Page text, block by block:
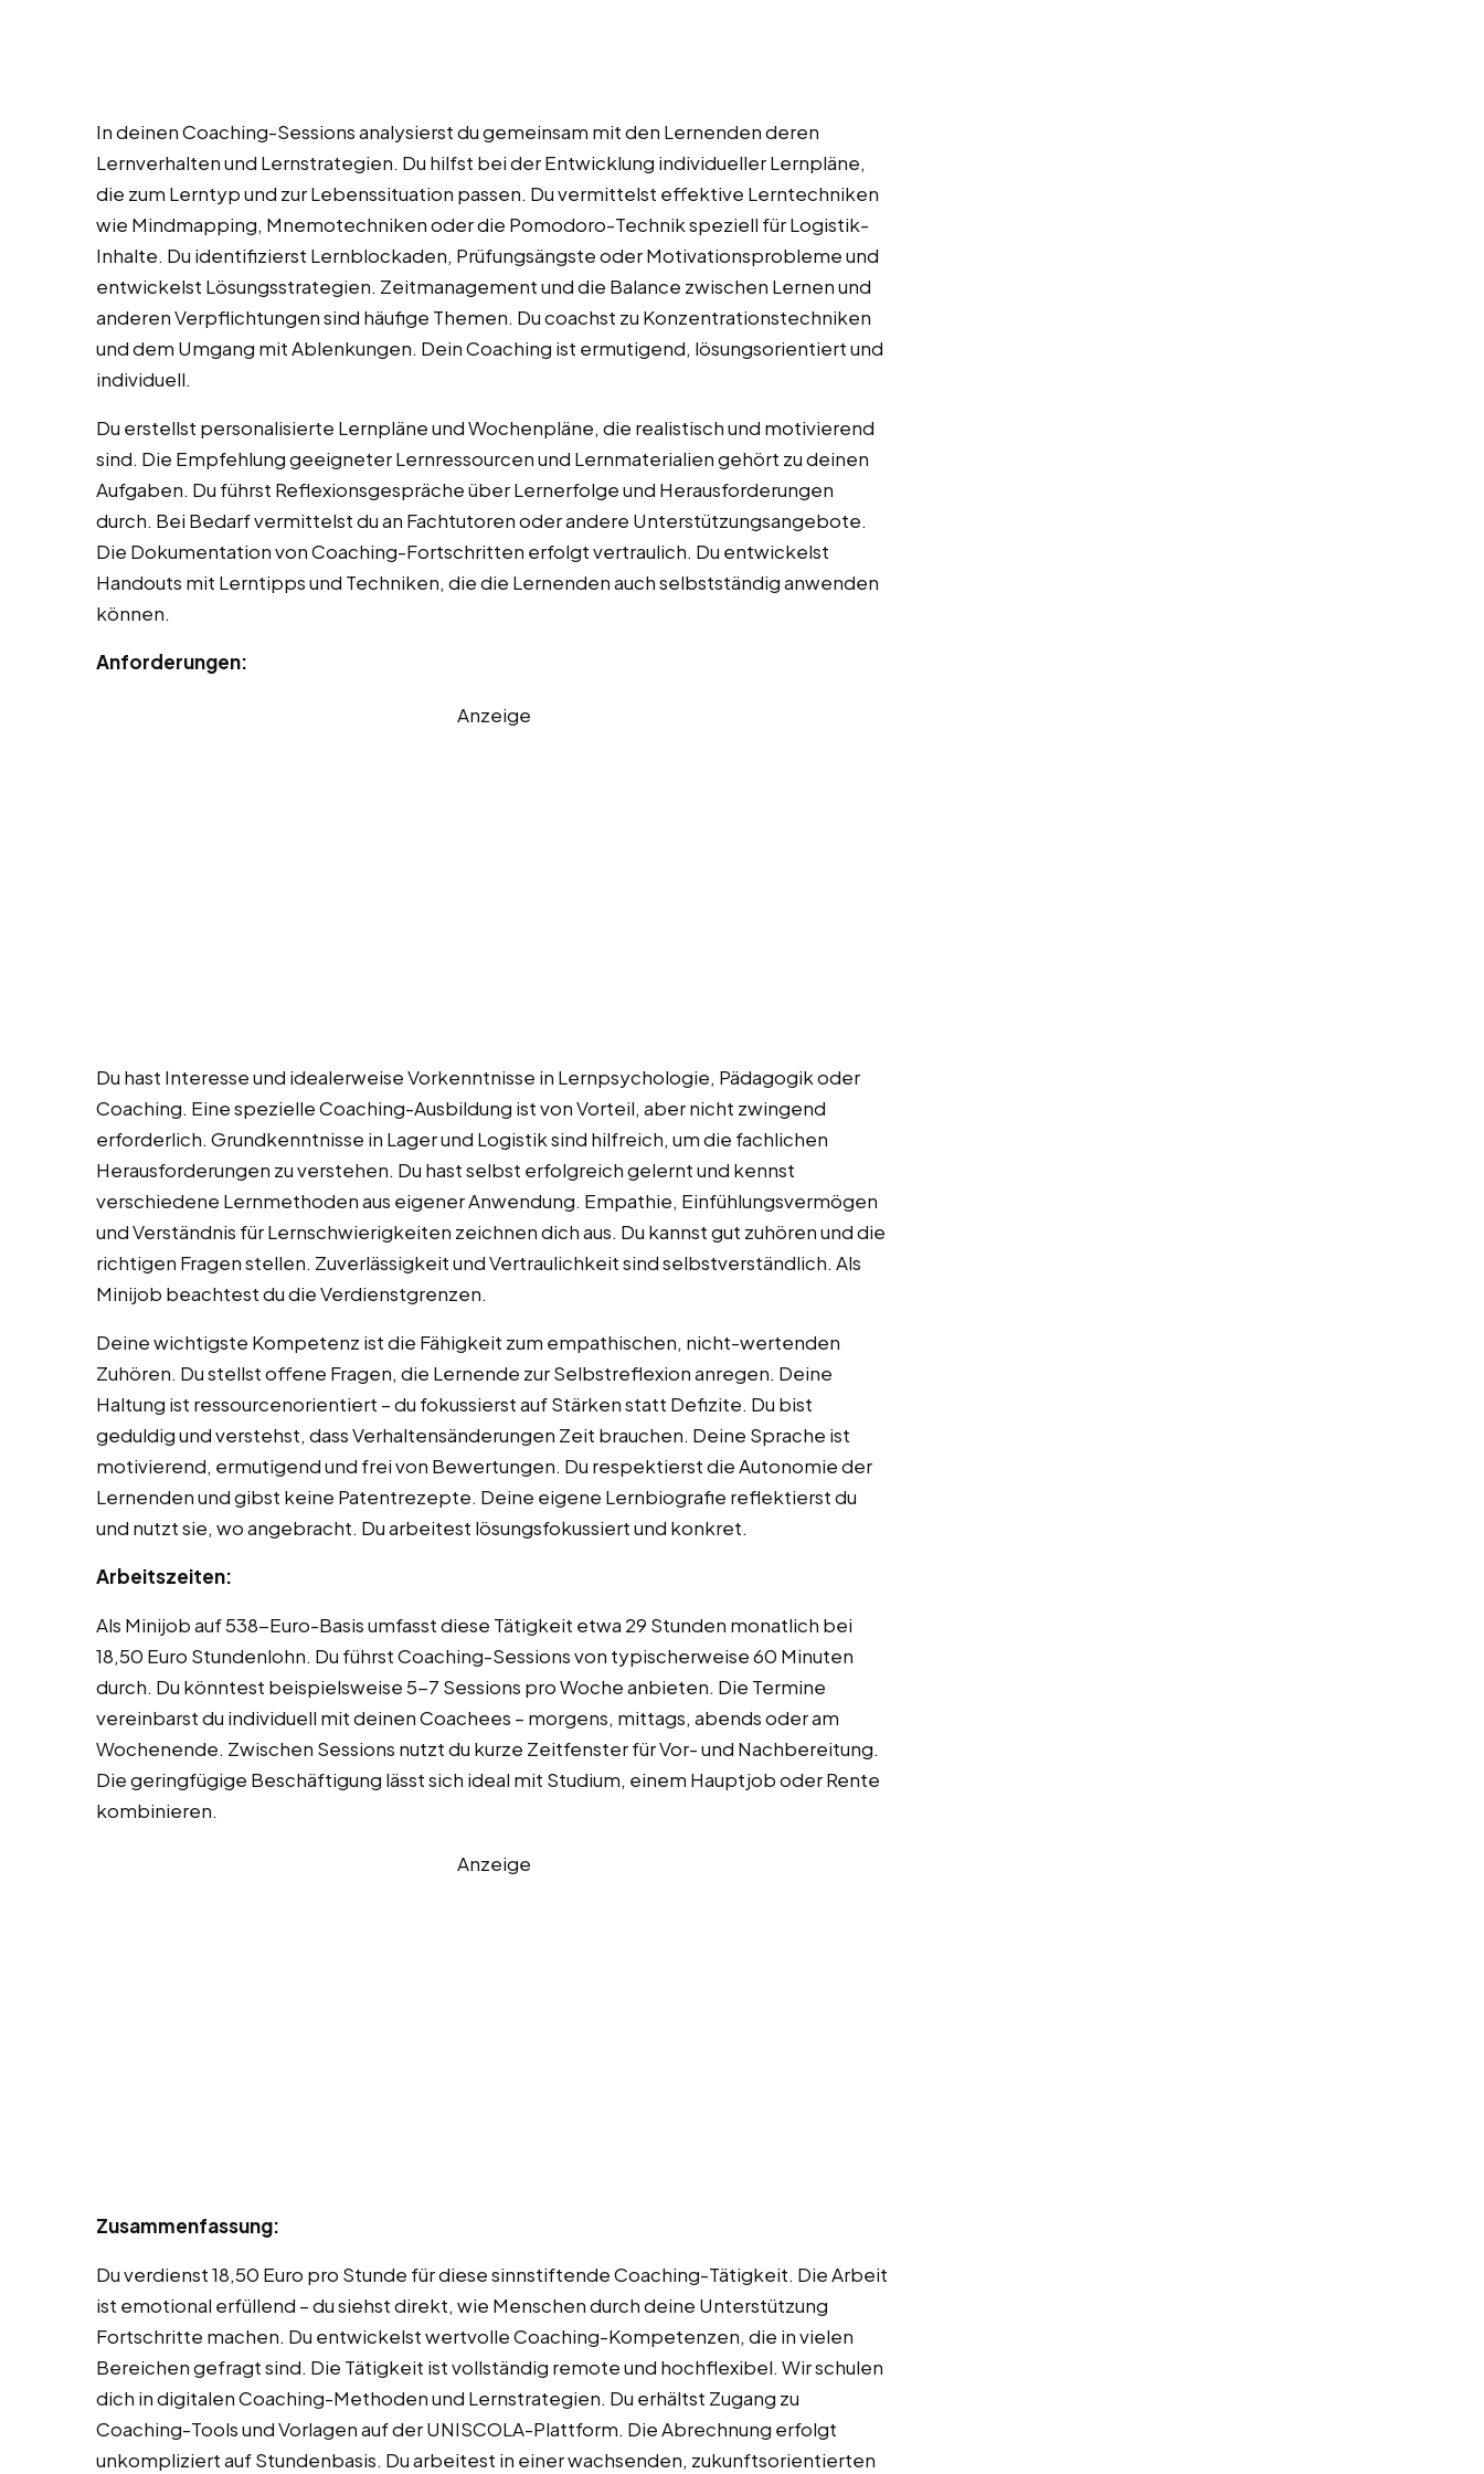
In deinen Coaching-Sessions analysierst du gemeinsam mit den Lernenden deren
Lernverhalten und Lernstrategien. Du hilfst bei der Entwicklung individueller Lernpläne,
die zum Lerntyp und zur Lebenssituation passen. Du vermittelst effektive Lerntechniken
wie Mindmapping, Mnemotechniken oder die Pomodoro-Technik speziell für Logistik-
Inhalte. Du identifizierst Lernblockaden, Prüfungsängste oder Motivationsprobleme und
entwickelst Lösungsstrategien. Zeitmanagement und die Balance zwischen Lernen und
anderen Verpflichtungen sind häufige Themen. Du coachst zu Konzentrationstechniken
und dem Umgang mit Ablenkungen. Dein Coaching ist ermutigend, lösungsorientiert und
individuell.
Du erstellst personalisierte Lernpläne und Wochenpläne, die realistisch und motivierend
sind. Die Empfehlung geeigneter Lernressourcen und Lernmaterialien gehört zu deinen
Aufgaben. Du führst Reflexionsgespräche über Lernerfolge und Herausforderungen
durch. Bei Bedarf vermittelst du an Fachtutoren oder andere Unterstützungsangebote.
Die Dokumentation von Coaching-Fortschritten erfolgt vertraulich. Du entwickelst
Handouts mit Lerntipps und Techniken, die die Lernenden auch selbstständig anwenden
können.
Anforderungen:
Anzeige
Du hast Interesse und idealerweise Vorkenntnisse in Lernpsychologie, Pädagogik oder
Coaching. Eine spezielle Coaching-Ausbildung ist von Vorteil, aber nicht zwingend
erforderlich. Grundkenntnisse in Lager und Logistik sind hilfreich, um die fachlichen
Herausforderungen zu verstehen. Du hast selbst erfolgreich gelernt und kennst
verschiedene Lernmethoden aus eigener Anwendung. Empathie, Einfühlungsvermögen
und Verständnis für Lernschwierigkeiten zeichnen dich aus. Du kannst gut zuhören und die
richtigen Fragen stellen. Zuverlässigkeit und Vertraulichkeit sind selbstverständlich. Als
Minijob beachtest du die Verdienstgrenzen.
Deine wichtigste Kompetenz ist die Fähigkeit zum empathischen, nicht-wertenden
Zuhören. Du stellst offene Fragen, die Lernende zur Selbstreflexion anregen. Deine
Haltung ist ressourcenorientiert – du fokussierst auf Stärken statt Defizite. Du bist
geduldig und verstehst, dass Verhaltensänderungen Zeit brauchen. Deine Sprache ist
motivierend, ermutigend und frei von Bewertungen. Du respektierst die Autonomie der
Lernenden und gibst keine Patentrezepte. Deine eigene Lernbiografie reflektierst du
und nutzt sie, wo angebracht. Du arbeitest lösungsfokussiert und konkret.
Arbeitszeiten:
Als Minijob auf 538-Euro-Basis umfasst diese Tätigkeit etwa 29 Stunden monatlich bei
18,50 Euro Stundenlohn. Du führst Coaching-Sessions von typischerweise 60 Minuten
durch. Du könntest beispielsweise 5-7 Sessions pro Woche anbieten. Die Termine
vereinbarst du individuell mit deinen Coachees – morgens, mittags, abends oder am
Wochenende. Zwischen Sessions nutzt du kurze Zeitfenster für Vor- und Nachbereitung.
Die geringfügige Beschäftigung lässt sich ideal mit Studium, einem Hauptjob oder Rente
kombinieren.
Anzeige
Zusammenfassung:
Du verdienst 18,50 Euro pro Stunde für diese sinnstiftende Coaching-Tätigkeit. Die Arbeit
ist emotional erfüllend – du siehst direkt, wie Menschen durch deine Unterstützung
Fortschritte machen. Du entwickelst wertvolle Coaching-Kompetenzen, die in vielen
Bereichen gefragt sind. Die Tätigkeit ist vollständig remote und hochflexibel. Wir schulen
dich in digitalen Coaching-Methoden und Lernstrategien. Du erhältst Zugang zu
Coaching-Tools und Vorlagen auf der UNISCOLA-Plattform. Die Abrechnung erfolgt
unkompliziert auf Stundenbasis. Du arbeitest in einer wachsenden, zukunftsorientierten